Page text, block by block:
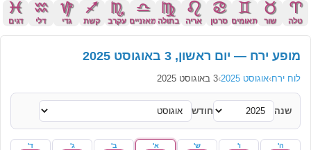
a
טלה
s
שור
d
תאומים
f
סרטן
g
אריה
h
בתולה
j
מאזניים
k
עקרב
l
קשת
z
גדי
x
דלי
c
דגים
מופע ירח — יום ראשון, 3 באוגוסט 2025
לוח ירח›אוגוסט 2025 ›3 באוגוסט 2025
שנה חודש
ה' ו' ש' א' ב' ג' ד'